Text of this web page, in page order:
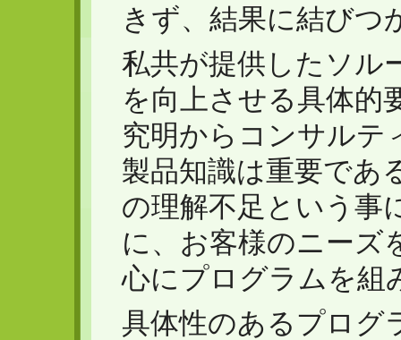
きず、結果に結びつ
私共が提供したソル
を向上させる具体的
究明からコンサルテ
製品知識は重要であ
の理解不足という事
に、お客様のニーズ
心にプログラムを組
具体性のあるプログ